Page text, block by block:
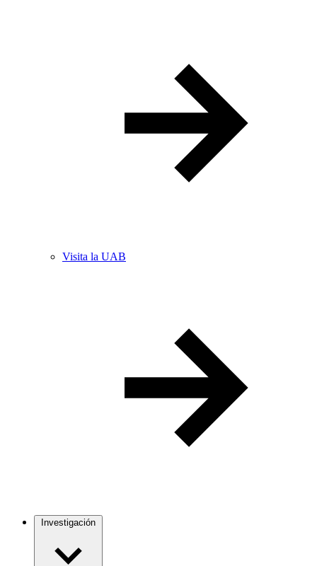
Visita la UAB
Investigación